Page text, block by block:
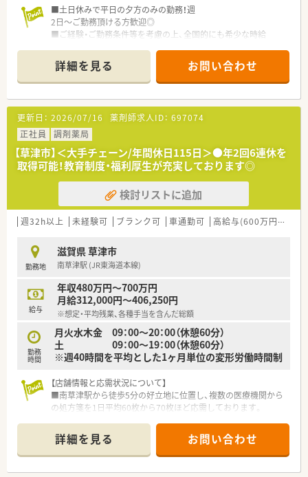
■土日休みで平日の夕方のみの勤務！週
2日～ご勤務頂ける方歓迎◎
■ご経験・ご勤務条件等を考慮の上、全国的にも希少な時給
■薬剤師常時複数名体制◎学びたい方、スキルアップをお考えの
方必見
■ご経験があれば院生の方も歓迎しております♪WワークもOK
です
詳細を見る お問い合わせ
更新日： 2026/07/16 薬剤師求人ID： 697074
正社員
調剤薬局
【草津市】＜大手チェーン/年間休日115日＞●年2回6連休を
取得可能！教育制度・福利厚生が充実しております◎
検討リストに追加
週32h以上 未経験可 ブランク可 車通勤可 高給与(600万円以上)
勤務地
滋賀県 草津市
南草津駅 (JR東海道本線)
給与
年収480万円～700万円
月給312,000円～406,250円
※想定・平均残業、各種手当を含んだ総額
勤務
時間
月火水木金 09：00～20：00（休憩60分）
土 09：00～19：00（休憩60分）
※週40時間を平均とした1ヶ月単位の変形労働時間制
【店舗情報と応需状況について】
■南草津駅から徒歩5分の好立地に位置し、複数の医療機関から
の処方箋を1日平均60枚から70枚ほど応需しております。
の健康を支える面対応の調剤併設型店舗として機能しています
■薬剤師や事務スタッフなどの人員体制も安定しており、お互い
にフォローし合いながら円滑に業務を進められる環境が整って
います。
詳細を見る お問い合わせ